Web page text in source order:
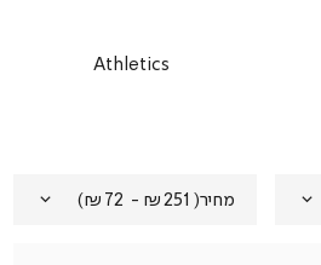
Athletics
מחיר(
)